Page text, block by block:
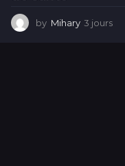
by Mihary 3 jours